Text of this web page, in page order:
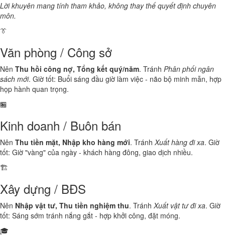
Lời khuyên mang tính tham khảo, không thay thế quyết định chuyên
môn.
👔
Văn phòng / Công sở
Nên Thu hồi công nợ, Tổng kết quý/năm. Tránh Phân phối ngân
sách mới. Giờ tốt: Buổi sáng đầu giờ làm việc - não bộ minh mẫn, hợp
họp hành quan trọng.
🏪
Kinh doanh / Buôn bán
Nên Thu tiền mặt, Nhập kho hàng mới. Tránh Xuất hàng đi xa. Giờ
tốt: Giờ "vàng" của ngày - khách hàng đông, giao dịch nhiều.
🏗️
Xây dựng / BĐS
Nên Nhập vật tư, Thu tiền nghiệm thu. Tránh Xuất vật tư đi xa. Giờ
tốt: Sáng sớm tránh nắng gắt - hợp khởi công, đặt móng.
🎓